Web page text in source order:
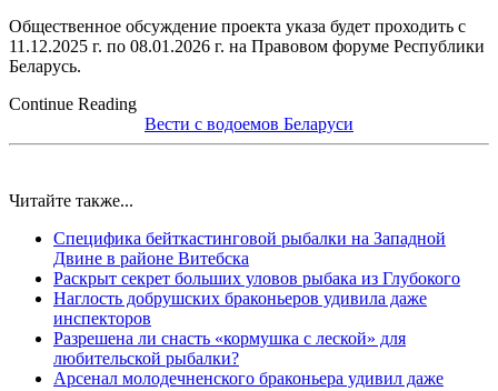
Общественное обсуждение проекта указа будет проходить с
11.12.2025 г. по 08.01.2026 г. на Правовом форуме Республики
Беларусь.
Continue Reading
Вести с водоемов Беларуси
Читайте также...
Специфика бейткастинговой рыбалки на Западной
Двине в районе Витебска
Раскрыт секрет больших уловов рыбака из Глубокого
Наглость добрушских браконьеров удивила даже
инспекторов
Разрешена ли снасть «кормушка с леской» для
любительской рыбалки?
Арсенал молодечненского браконьера удивил даже